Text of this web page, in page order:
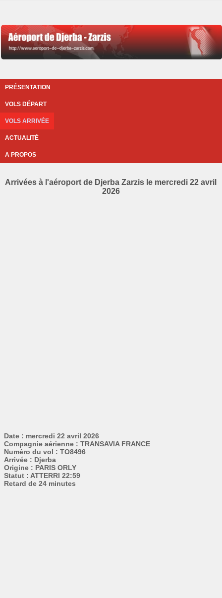
PRÉSENTATION
VOLS DÉPART
VOLS ARRIVÉE
ACTUALITÉ
A PROPOS
Arrivées à l'aéroport de Djerba Zarzis le mercredi 22 avril
2026
Date : mercredi 22 avril 2026
Compagnie aérienne : TRANSAVIA FRANCE
Numéro du vol : TO8496
Arrivée : Djerba
Origine : PARIS ORLY
Statut : ATTERRI 22:59
Retard de 24 minutes